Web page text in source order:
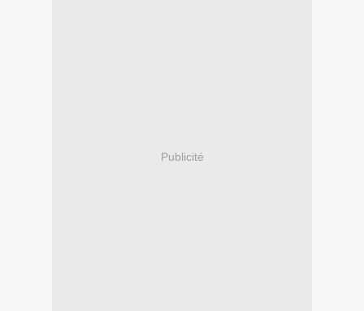
Publicité